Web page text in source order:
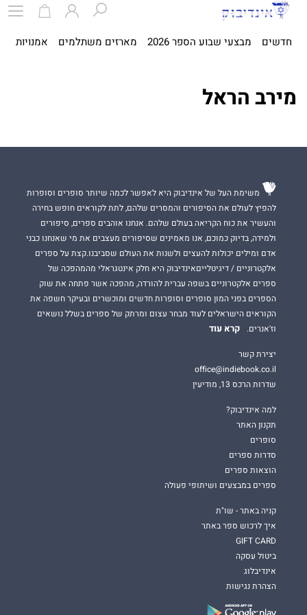
חדשים מבצעי שבוע הספר 2026 מארזים משתלמים אמנויות
מירב הראל
משימת העל של אינדיבוק היא לאפשר לכמה שיותר סופרים וסופרות
להפיץ לעולם את הסיפורים והמסרים שלהם, לתת לקוראים חופש בחירה
והעשיר את כוח הקריאה בעולם שלהם. אנחנו אוהבים ספרים, סיפורים
ולמידה, בדיוק כמוכם, אנו מאמינים שסיפורים מעצבים את מי שאנחנו כבני
אדם ומילים יכולות להעצים ולשנות את העולם שסביבנו.קצת על ספרים
אלקטרוניים / דיגיטלייםאינדיבוק היא חלק אינטגראלי מהמהפכה של
ספרים אלקטרוניים בשפה עברית להורדה, מהפכה אשר פתחה את שוק
הספרים בפני המון סופרים וסופרות חדשים ומוכשרים ובעיקר חשפה את
הקוראים הישראלים לעוד מבחר עצום ומרתק של ספרים בשלל נושאים
וז'אנרים.
קרא עוד
יצירת קשר
office@indiebook.co.il
שדרות הרכס 13, מודיעין
למה אינדיבוק?
תקנון האתר
סופרים
סדרות ספרים
הוצאות ספרים
ספרים במבצעים ושיתופי פעולה
קניה באתר - שו"ת
איך לרכוש ספר באתר
GIFT CARD
ביטול עסקה
אינדיבלוג
הצהרת נגישות